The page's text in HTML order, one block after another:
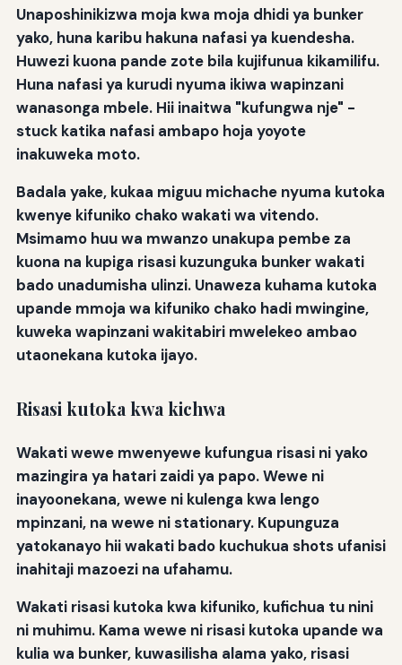
Unaposhinikizwa moja kwa moja dhidi ya bunker
yako, huna karibu hakuna nafasi ya kuendesha.
Huwezi kuona pande zote bila kujifunua kikamilifu.
Huna nafasi ya kurudi nyuma ikiwa wapinzani
wanasonga mbele. Hii inaitwa "kufungwa nje" -
stuck katika nafasi ambapo hoja yoyote
inakuweka moto.
Badala yake, kukaa miguu michache nyuma kutoka
kwenye kifuniko chako wakati wa vitendo.
Msimamo huu wa mwanzo unakupa pembe za
kuona na kupiga risasi kuzunguka bunker wakati
bado unadumisha ulinzi. Unaweza kuhama kutoka
upande mmoja wa kifuniko chako hadi mwingine,
kuweka wapinzani wakitabiri mwelekeo ambao
utaonekana kutoka ijayo.
Risasi kutoka kwa kichwa
Wakati wewe mwenyewe kufungua risasi ni yako
mazingira ya hatari zaidi ya papo. Wewe ni
inayoonekana, wewe ni kulenga kwa lengo
mpinzani, na wewe ni stationary. Kupunguza
yatokanayo hii wakati bado kuchukua shots ufanisi
inahitaji mazoezi na ufahamu.
Wakati risasi kutoka kwa kifuniko, kufichua tu nini
ni muhimu. Kama wewe ni risasi kutoka upande wa
kulia wa bunker, kuwasilisha alama yako, risasi